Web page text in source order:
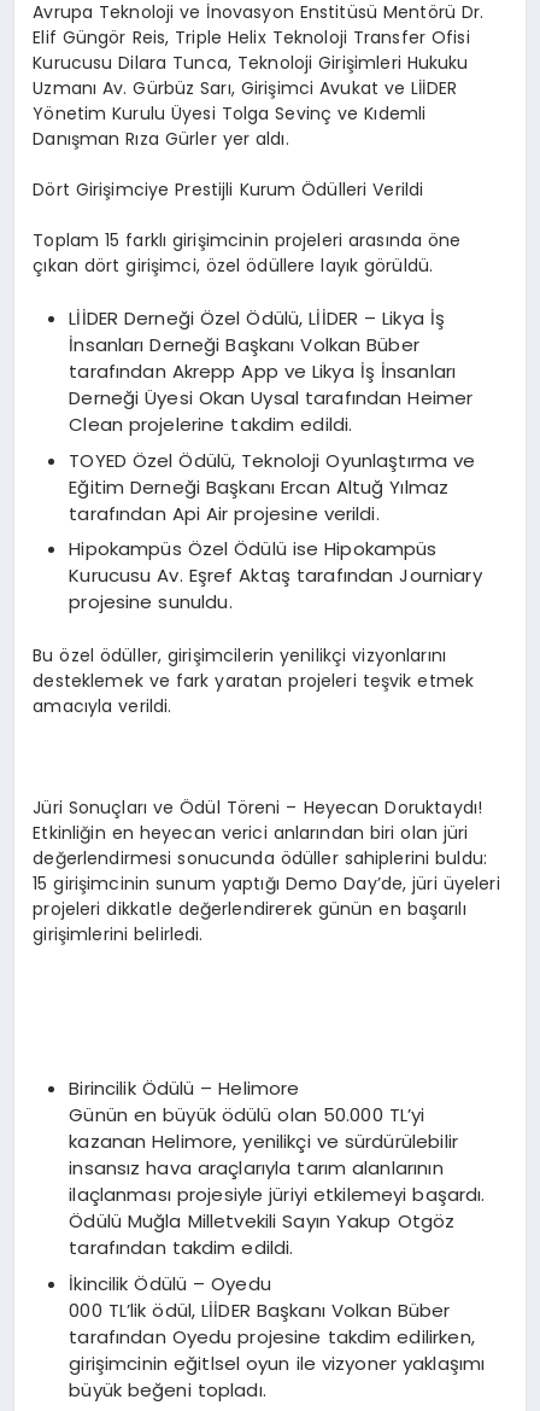
Avrupa Teknoloji ve İnovasyon Enstitüsü Mentörü Dr.
Elif Güngör Reis, Triple Helix Teknoloji Transfer Ofisi
Kurucusu Dilara Tunca, Teknoloji Girişimleri Hukuku
Uzmanı Av. Gürbüz Sarı, Girişimci Avukat ve LİİDER
Yönetim Kurulu Üyesi Tolga Sevinç ve Kıdemli
Danışman Rıza Gürler yer aldı.
Dört Girişimciye Prestijli Kurum Ödülleri Verildi
Toplam 15 farklı girişimcinin projeleri arasında öne
çıkan dört girişimci, özel ödüllere layık görüldü.
LİİDER Derneği Özel Ödülü, LİİDER – Likya İş
İnsanları Derneği Başkanı Volkan Büber
tarafından Akrepp App ve Likya İş İnsanları
Derneği Üyesi Okan Uysal tarafından Heimer
Clean projelerine takdim edildi.
TOYED Özel Ödülü, Teknoloji Oyunlaştırma ve
Eğitim Derneği Başkanı Ercan Altuğ Yılmaz
tarafından Api Air projesine verildi.
Hipokampüs Özel Ödülü ise Hipokampüs
Kurucusu Av. Eşref Aktaş tarafından Journiary
projesine sunuldu.
Bu özel ödüller, girişimcilerin yenilikçi vizyonlarını
desteklemek ve fark yaratan projeleri teşvik etmek
amacıyla verildi.
Jüri Sonuçları ve Ödül Töreni – Heyecan Doruktaydı!
Etkinliğin en heyecan verici anlarından biri olan jüri
değerlendirmesi sonucunda ödüller sahiplerini buldu:
15 girişimcinin sunum yaptığı Demo Day’de, jüri üyeleri
projeleri dikkatle değerlendirerek günün en başarılı
girişimlerini belirledi.
Birincilik Ödülü – Helimore
Günün en büyük ödülü olan 50.000 TL’yi
kazanan Helimore, yenilikçi ve sürdürülebilir
insansız hava araçlarıyla tarım alanlarının
ilaçlanması projesiyle jüriyi etkilemeyi başardı.
Ödülü Muğla Milletvekili Sayın Yakup Otgöz
tarafından takdim edildi.
İkincilik Ödülü – Oyedu
000 TL’lik ödül, LİİDER Başkanı Volkan Büber
tarafından Oyedu projesine takdim edilirken,
girişimcinin eğitlsel oyun ile vizyoner yaklaşımı
büyük beğeni topladı.